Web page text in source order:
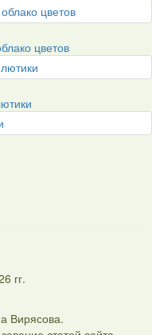
цветов
гг.
Вирясова.